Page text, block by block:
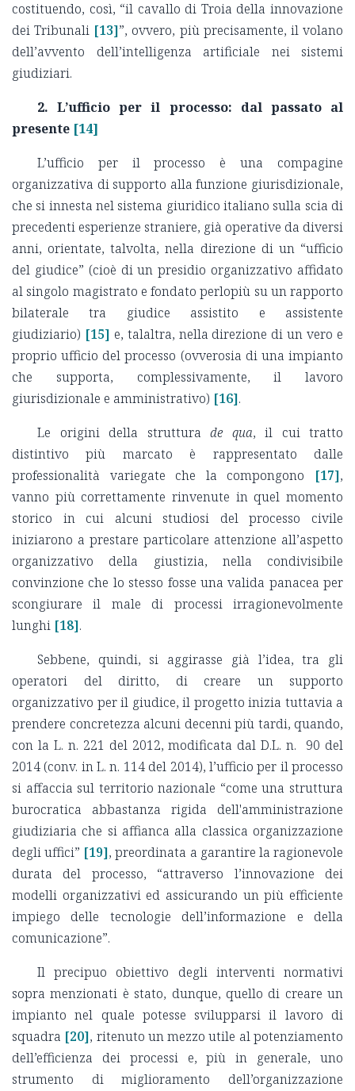
costituendo, così, “il cavallo di Troia della innovazione
dei Tribunali [13]”, ovvero, più precisamente, il volano
dell’avvento dell’intelligenza artificiale nei sistemi
giudiziari.
2. L’ufficio per il processo: dal passato al
presente [14]
L’ufficio per il processo è una compagine
organizzativa di supporto alla funzione giurisdizionale,
che si innesta nel sistema giuridico italiano sulla scia di
precedenti esperienze straniere, già operative da diversi
anni, orientate, talvolta, nella direzione di un “ufficio
del giudice” (cioè di un presidio organizzativo affidato
al singolo magistrato e fondato perlopiù su un rapporto
bilaterale tra giudice assistito e assistente
giudiziario) [15] e, talaltra, nella direzione di un vero e
proprio ufficio del processo (ovverosia di una impianto
che supporta, complessivamente, il lavoro
giurisdizionale e amministrativo) [16].
Le origini della struttura de qua, il cui tratto
distintivo più marcato è rappresentato dalle
professionalità variegate che la compongono
[17],
vanno più correttamente rinvenute in quel momento
storico in cui alcuni studiosi del processo civile
iniziarono a prestare particolare attenzione all’aspetto
organizzativo della giustizia, nella condivisibile
convinzione che lo stesso fosse una valida panacea per
scongiurare il male di processi irragionevolmente
lunghi [18].
Sebbene, quindi, si aggirasse già l’idea, tra gli
operatori del diritto, di creare un supporto
organizzativo per il giudice, il progetto inizia tuttavia a
prendere concretezza alcuni decenni più tardi, quando,
con la L. n. 221 del 2012, modificata dal D.L. n. 90 del
2014 (conv. in L. n. 114 del 2014), l’ufficio per il processo
si affaccia sul territorio nazionale “come una struttura
burocratica abbastanza rigida dell'amministrazione
giudiziaria che si affianca alla classica organizzazione
degli uffici” [19], preordinata a garantire la ragionevole
durata del processo, “attraverso l’innovazione dei
modelli organizzativi ed assicurando un più efficiente
impiego delle tecnologie dell’informazione e della
comunicazione”.
Il precipuo obiettivo degli interventi normativi
sopra menzionati è stato, dunque, quello di creare un
impianto nel quale potesse svilupparsi il lavoro di
squadra [20], ritenuto un mezzo utile al potenziamento
dell’efficienza dei processi e, più in generale, uno
strumento di miglioramento dell’organizzazione